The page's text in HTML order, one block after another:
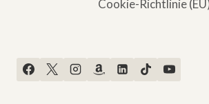
Cookie-Richtlinie